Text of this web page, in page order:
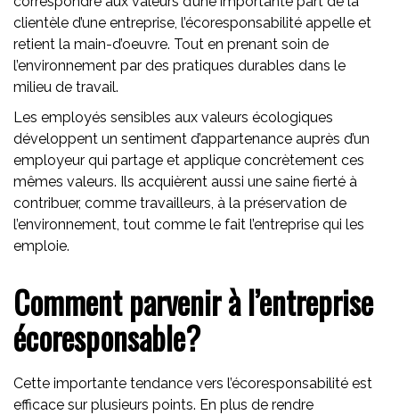
clientèle d’une entreprise, l’écoresponsabilité appelle et
retient la main-d’oeuvre. Tout en prenant soin de
l’environnement par des pratiques durables dans le
milieu de travail.
Les employés sensibles aux valeurs écologiques
développent un sentiment d’appartenance auprès d’un
employeur qui partage et applique concrètement ces
mêmes valeurs. Ils acquièrent aussi une saine fierté à
contribuer, comme travailleurs, à la préservation de
l’environnement, tout comme le fait l’entreprise qui les
emploie.
Comment parvenir à l’entreprise
écoresponsable?
Cette importante tendance vers l’écoresponsabilité est
efficace sur plusieurs points. En plus de rendre